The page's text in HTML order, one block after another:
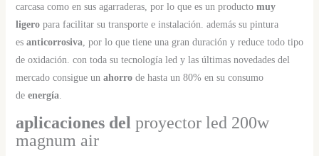
carcasa como en sus agarraderas, por lo que es un producto muy
ligeropara facilitar su transporte e instalación. además su pintura
es anticorrosiva , por lo que tiene una gran duración y reduce todo tipo
de oxidación. con toda su tecnología led y las últimas novedades del
mercado consigue un ahorrode hasta un 80% en su consumo
de energía
aplicaciones del proyector led 200w
magnum air